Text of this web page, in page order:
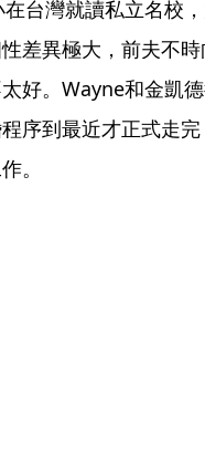
台灣就讀私立名校
差異極大，前夫不
好。Wayne和金凱
序到最近才正式走
。